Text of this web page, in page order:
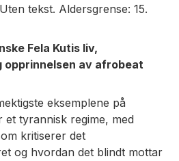
tekst. Aldersgrense: 15.
Fela Kutis liv,
opprinnelsen av afrobeat
eksemplene på
tyrannisk regime, med
kritiserer det
og hvordan det blindt mottar